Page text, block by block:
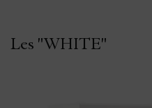
Les "WHITE"